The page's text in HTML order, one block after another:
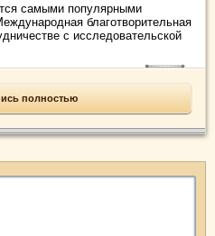
самыми популярными
благотворительная
с исследовательской
полностью